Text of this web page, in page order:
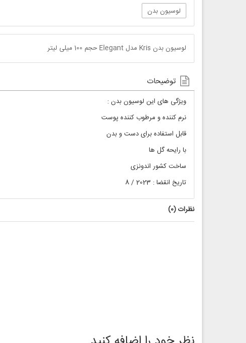
لوسیون بدن
لوسیون بدن Kris مدل Elegant حجم 100 میلی لیتر
توضیحات
ویژگی های این لوسیون بدن :
نرم کننده و مرطوب کننده پوست
قابل استفاده برای دست و بدن
با رایحه گل ها
ساخت کشور اندونزی
تاریخ انقضا : 2023 / 8
نظرات (0
)